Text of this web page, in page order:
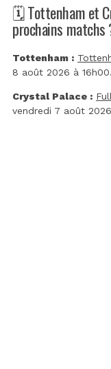
🗓️ Tottenham et
prochains matchs
Tottenham :
8 août 2026 à 16h00.
Crystal Palace :
vendredi 7 août